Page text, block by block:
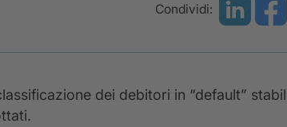
Condividi:
dei debitori in “default”